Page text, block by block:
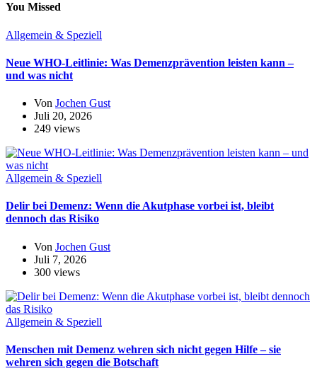
You Missed
Allgemein & Speziell
Neue WHO-Leitlinie: Was Demenzprävention leisten kann –
und was nicht
Von Jochen Gust
Juli 20, 2026
249 views
Allgemein & Speziell
Delir bei Demenz: Wenn die Akutphase vorbei ist, bleibt
dennoch das Risiko
Von Jochen Gust
Juli 7, 2026
300 views
Allgemein & Speziell
Menschen mit Demenz wehren sich nicht gegen Hilfe – sie
wehren sich gegen die Botschaft